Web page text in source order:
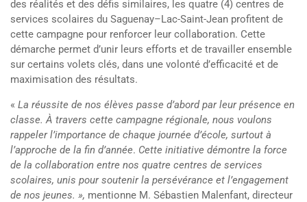
des réalités et des défis similaires, les quatre (4) centres de
services scolaires du Saguenay–Lac-Saint-Jean profitent de
cette campagne pour renforcer leur collaboration. Cette
démarche permet d’unir leurs efforts et de travailler ensemble
sur certains volets clés, dans une volonté d’efficacité et de
maximisation des résultats.
« La réussite de nos élèves passe d’abord par leur présence en
classe. À travers cette campagne régionale, nous voulons
rappeler l’importance de chaque journée d’école, surtout à
l’approche de la fin d’année. Cette initiative démontre la force
de la collaboration entre nos quatre centres de services
scolaires, unis pour soutenir la persévérance et l’engagement
de nos jeunes. », mentionne M. Sébastien Malenfant, directeur